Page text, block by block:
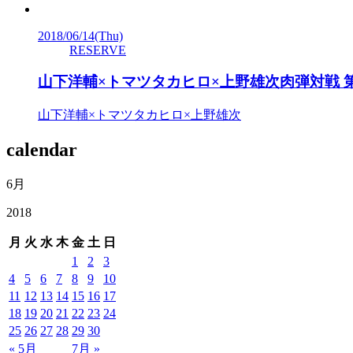
2018/06/14(Thu)
RESERVE
山下洋輔×トマツタカヒロ×上野雄次肉弾対戦
山下洋輔×トマツタカヒロ×上野雄次
calendar
6月
2018
月 火 水 木 金 土 日
« 5月 7月 »
1 2
3
4
5 6 7 8 9
10
11 12 13 14 15 16 17
18 19 20 21 22 23 24
25 26 27 28 29 30